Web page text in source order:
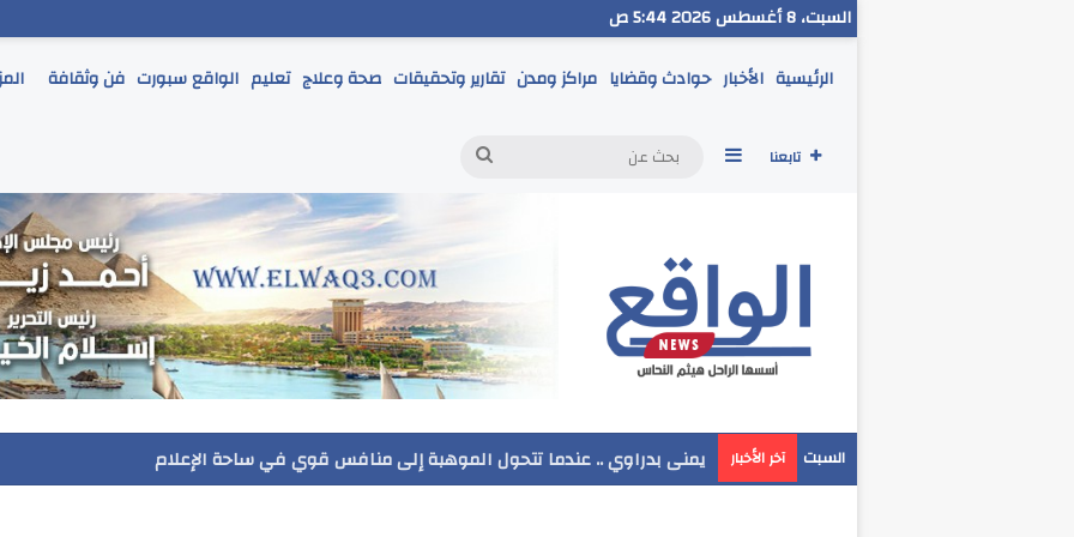
السبت، 8 أغسطس 2026 5:44 ص
الرئيسية الأخبار حوادث وقضايا مراكز ومدن تقارير وتحقيقات صحة وعلاج تعليم الواقع سبورت فن وثقافة
تابعنا إضافة عمود جانبي
بحث
السبت آخر الأخبار مدير تعليم البحر الاحمر يتابع انطلاق امتحانات الشهادة الإعدادية ويؤكد: الانضباط